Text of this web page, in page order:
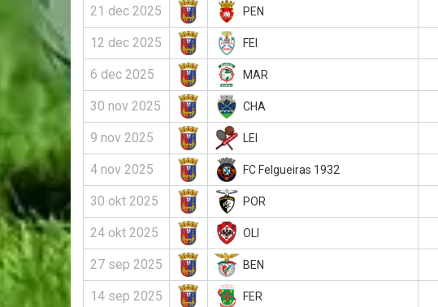
21 dec 2025 PEN
12 dec 2025 FEI
6 dec 2025 MAR
30 nov 2025 CHA
9 nov 2025 LEI
4 nov 2025 FC Felgueiras 1932
30 okt 2025 POR
24 okt 2025 OLI
27 sep 2025 BEN
14 sep 2025 FER